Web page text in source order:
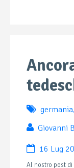
germania,
Giovanni
16 Lug
Al nostro post